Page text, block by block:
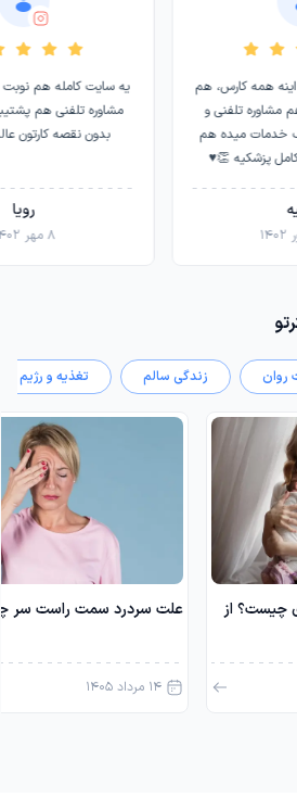
همه کارس، هم
تلفنی و
خدمات میده هم
پزشکیه 👏♥️
یه سایت کامله هم
مشاوره تلفنی هم
بدون نقصه کارتون
رویا
۸ مهر ۱۴۰۲
روان زندگی سالم تغذیه و رژیم
چیست؟ از
علت سردرد سمت راست سر
14 مرداد 1405